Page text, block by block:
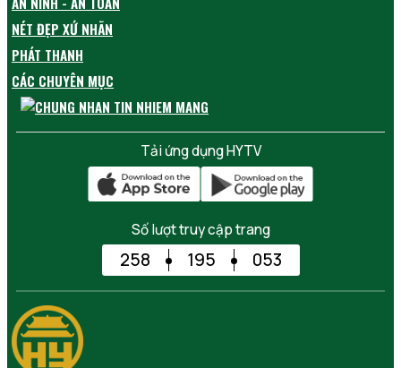
NÉT ĐẸP XỨ NHÃN
PHÁT THANH
CÁC CHUYÊN MỤC
Tải ứng dụng HYTV
Số lượt truy cập trang
258 195 053